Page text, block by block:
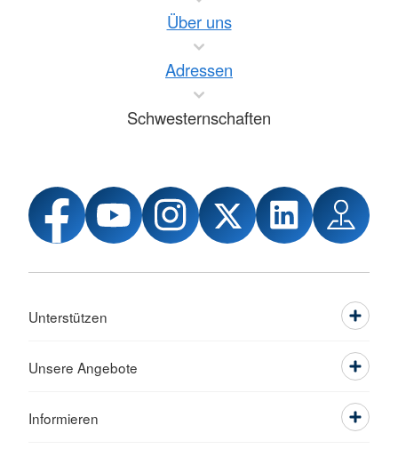
Über uns
Adressen
Schwesternschaften
Unterstützen
Unsere Angebote
Informieren